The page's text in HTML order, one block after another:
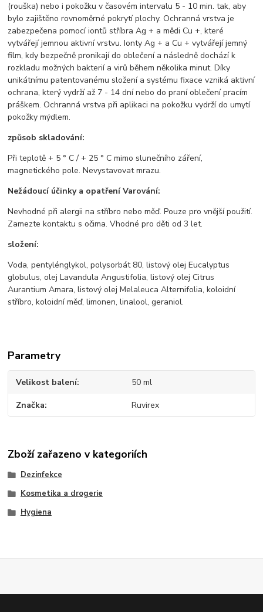
(rouška) nebo i pokožku v časovém intervalu 5 - 10 min. tak, aby
bylo zajištěno rovnoměrné pokrytí plochy. Ochranná vrstva je
zabezpečena pomocí iontů stříbra Ag + a mědi Cu +, které
vytvářejí jemnou aktivní vrstvu. Ionty Ag + a Cu + vytvářejí jemný
film, kdy bezpečně pronikají do oblečení a následně dochází k
rozkladu možných bakterií a virů během několika minut. Díky
unikátnímu patentovanému složení a systému fixace vzniká aktivní
ochrana, který vydrží až 7 - 14 dní nebo do praní oblečení pracím
práškem. Ochranná vrstva při aplikaci na pokožku vydrží do umytí
pokožky mýdlem.
způsob skladování:
Při teplotě + 5 ° C / + 25 ° C mimo slunečního záření,
magnetického pole. Nevystavovat mrazu.
Nežádoucí účinky a opatření Varování:
Nevhodné při alergii na stříbro nebo měď. Pouze pro vnější použití.
Zamezte kontaktu s očima. Vhodné pro děti od 3 let.
složení:
Voda, pentylénglykol, polysorbát 80, listový olej Eucalyptus
globulus, olej Lavandula Angustifolia, listový olej Citrus
Aurantium Amara, listový olej Melaleuca Alternifolia, koloidní
stříbro, koloidní měď, limonen, linalool, geraniol.
Parametry
Velikost balení 50 ml
Značka Ruvirex
Zboží zařazeno v kategoriích
Dezinfekce
Kosmetika a drogerie
Hygiena